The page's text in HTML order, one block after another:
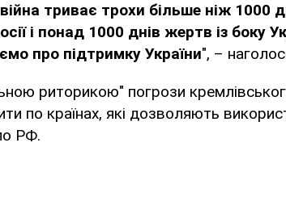
триває трохи більше ніж 1000
і понад 1000 днів жертв із боку
про підтримку України", –
риторикою" погрози
по країнах, які дозволяють
РФ.